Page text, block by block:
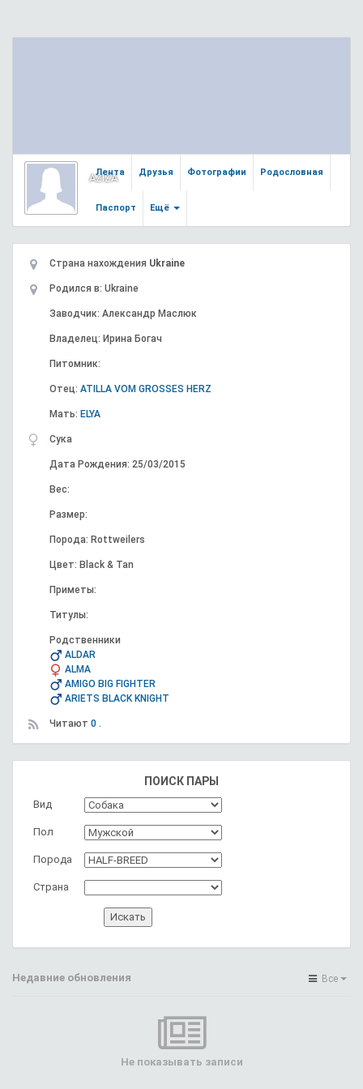
AZIZA
Лента Друзья Фотографии Родословная
Паспорт Ещё
Страна нахождения Ukraine
Родился в: Ukraine
Заводчик: Александр Маслюк
Владелец: Ирина Богач
Питомник:
Отец: ATILLA VOM GROSSES HERZ
Мать: ELYA
Сука
Дата Рождения: 25/03/2015
Вес:
Размер:
Порода: Rottweilers
Цвет: Black & Tan
Приметы:
Титулы:
Родственники
ALDAR
ALMA
AMIGO BIG FIGHTER
ARIETS BLACK KNIGHT
Читают 0 .
ПОИСК ПАРЫ
Вид
Пол
Порода
Страна
Недавние обновления Все
Не показывать записи